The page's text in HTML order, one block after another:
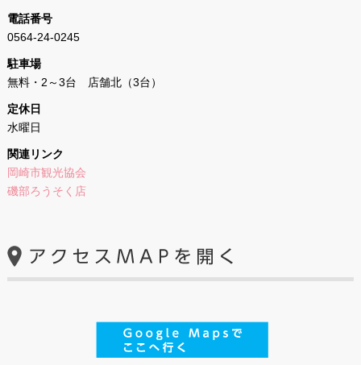
電話番号
0564‐24‐0245
駐車場
無料・2～3台 店舗北（3台）
定休日
水曜日
関連リンク
岡崎市観光協会
磯部ろうそく店